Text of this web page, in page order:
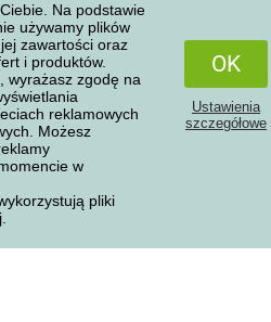
Na podstawie
używamy plików
zawartości oraz
i produktów.
wyrażasz zgodę na
reklamowych
Możesz
w
pliki
OK
Ustawienia
szczegółowe